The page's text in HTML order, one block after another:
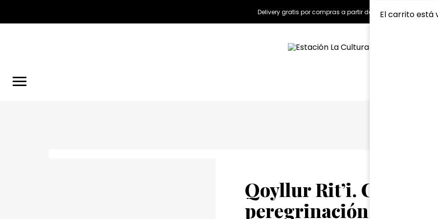
Delivery gratis por compras a partir de S/150.00
Qoyllur Rit’i. Crónica
peregrinación
El carrito está